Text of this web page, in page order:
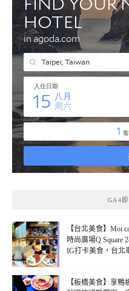
GA4
【台北美食】Moi
時尚廣場Q Square
IG打卡美食，台北
【板橋美食】享